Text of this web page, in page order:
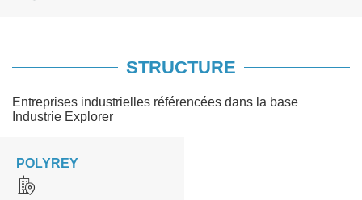
STRUCTURE
Entreprises industrielles référencées dans la base
Industrie Explorer
POLYREY